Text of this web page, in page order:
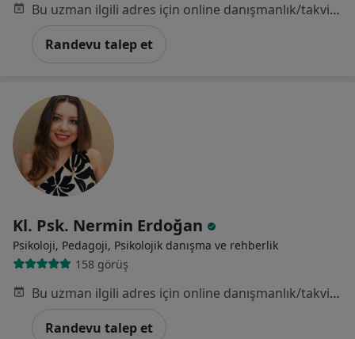
Bu uzman ilgili adres için online danışmanlık/takvim sunmuyor.
Randevu talep et
Kl. Psk. Nermin Erdoğan
Psikoloji, Pedagoji, Psikolojik danışma ve rehberlik
158 görüş
Bu uzman ilgili adres için online danışmanlık/takvim sunmuyor.
Randevu talep et